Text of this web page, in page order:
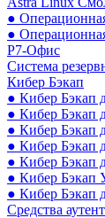
●
●
Р7-Офис
Система
Кибер Бэкап
● Кибер Бэкап
● Кибер Бэкап
● Кибер Бэкап
● Кибер Бэкап
● Кибер Бэкап
● Кибер Бэкап
● Кибер Бэкап
Средства